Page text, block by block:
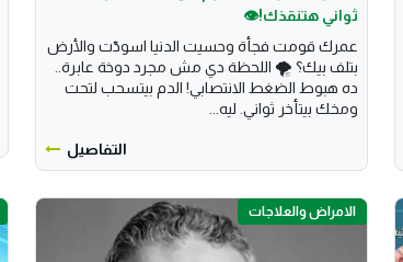
ثواني هتنقذك!👁️
عمرك قومت فجأة وحسيت الدنيا اسودّت والأرض
بتلف بيك؟ 🌪️ اللحظة دي مش مجرد دوخة عابرة..
ده هبوط الضغط الانتصابي! الدم بيتسحب لتحت
ومخك بيتأخر ثواني. ليه...
التفاصيل
الامراض والعلاجات